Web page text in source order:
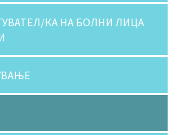
КА НА БОЛНИ ЛИЦА